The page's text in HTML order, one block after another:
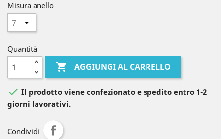
Misura anello
Quantità
 AGGIUNGI AL CARRELLO
 Il prodotto viene confezionato e spedito entro 1-2
giorni lavorativi.
Condividi